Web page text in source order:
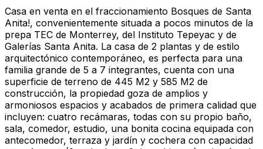
Casa en venta en el fraccionamiento Bosques de Santa
Anita!, convenientemente situada a pocos minutos de la
prepa TEC de Monterrey, del Instituto Tepeyac y de
Galerías Santa Anita. La casa de 2 plantas y de estilo
arquitectónico contemporáneo, es perfecta para una
familia grande de 5 a 7 integrantes, cuenta con una
superficie de terreno de 445 M2 y 585 M2 de
construcción, la propiedad goza de amplios y
armoniosos espacios y acabados de primera calidad que
incluyen: cuatro recámaras, todas con su propio baño,
sala, comedor, estudio, una bonita cocina equipada con
antecomedor, terraza y jardín y cochera con capacidad